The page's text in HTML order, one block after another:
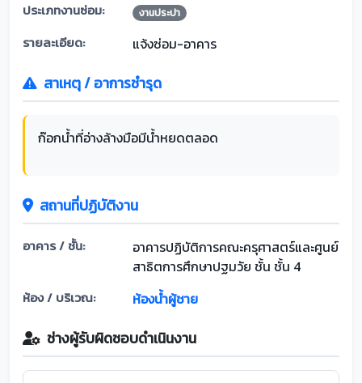
ประเภทงานซ่อม: งานประปา
รายละเอียด: แจ้งซ่อม-อาคาร
สาเหตุ / อาการชำรุด
ก๊อกน้ำที่อ่างล้างมือมีน้ำหยดตลอด
สถานที่ปฏิบัติงาน
อาคาร / ชั้น:
อาคารปฏิบัติการคณะครุศาสตร์และศูนย์
สาธิตการศึกษาปฐมวัย ชั้น ชั้น 4
ห้อง / บริเวณ: ห้องน้ำผู้ชาย
ช่างผู้รับผิดชอบดำเนินงาน